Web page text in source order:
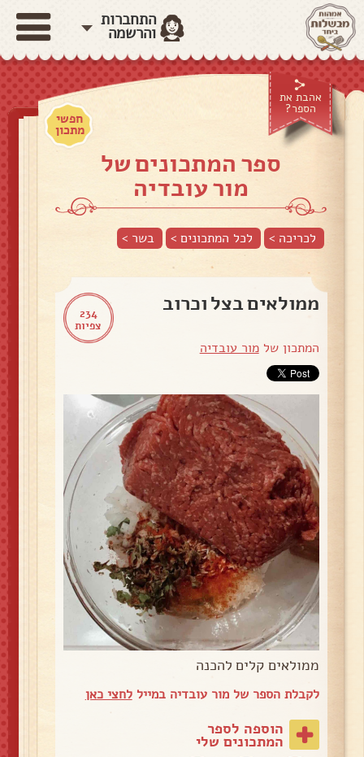
התחברות
והרשמה
אהבת את
הספר?
חפשי
מתכון
ספר המתכונים של
מור עובדיה
לכריכה > לכל המתכונים > בשר >
234
צפיות
ממולאים בצל וכרוב
המתכון שלמור עובדיה
ממולאים קלים להכנה
לקבלת הספר של מור עובדיה במייללחצי כאן
הוספה לספר
המתכונים שלי